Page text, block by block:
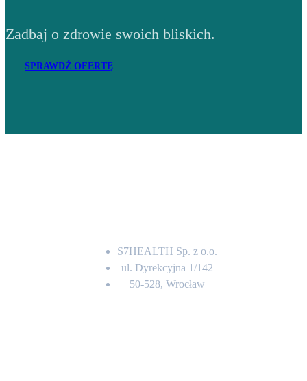
Zadbaj o zdrowie swoich bliskich.
SPRAWDŹ OFERTĘ
S7HEALTH Sp. z o.o.
ul. Dyrekcyjna 1/142
50-528, Wrocław